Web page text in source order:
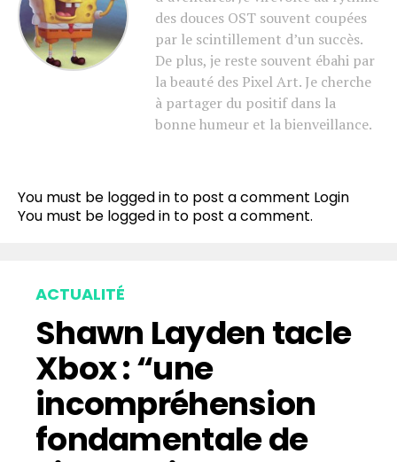
des douces OST souvent coupées
par le scintillement d’un succès.
De plus, je reste souvent ébahi par
la beauté des Pixel Art. Je cherche
à partager du positif dans la
bonne humeur et la bienveillance.
You must be logged in to post a comment Login
You must be logged in to post a comment.
ACTUALITÉ
Shawn Layden tacle
Xbox : “une
incompréhension
fondamentale de